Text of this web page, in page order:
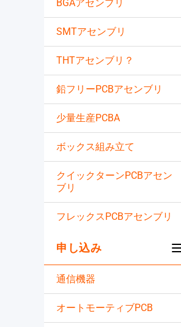
BGAアセンブリ
SMTアセンブリ
THTアセンブリ？
鉛フリーPCBアセンブリ
少量生産PCBA
ボックス組み立て
クイックターンPCBアセン
ブリ
フレックスPCBアセンブリ
申し込み
通信機器
オートモーティブPCB